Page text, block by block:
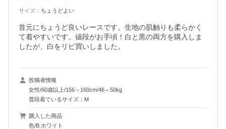
サイズ ： ちょうどよい
首元にちょうど良いレースです。生地の肌触りも柔らかく
て着やすいです。値段がお手頃！白と黒の両方を購入しま
したが、白をリピ買いしました。
投稿者情報
女性/60歳以上/156～160cm/46～50kg
普段着ているサイズ：M
購入した商品
色/B.ホワイト